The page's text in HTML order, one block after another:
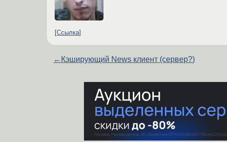
Ссылка
← Кэширующий News клиент (сервер?)